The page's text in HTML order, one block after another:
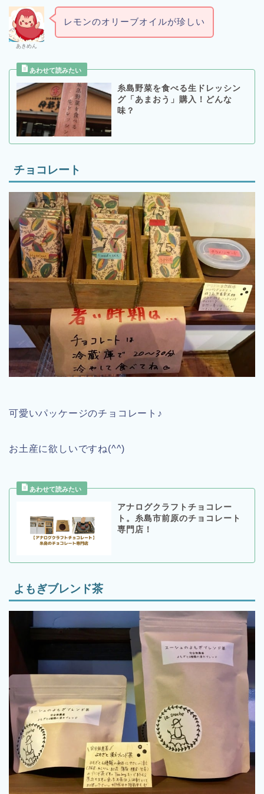
あきめん
レモンのオリーブオイルが珍しい
糸島野菜を食べる生ドレッシン
グ「あまおう」購入！どんな
味？
チョコレート
可愛いパッケージのチョコレート♪
お土産に欲しいですね(^^)
アナログクラフトチョコレー
ト。糸島市前原のチョコレート
専門店！
よもぎブレンド茶